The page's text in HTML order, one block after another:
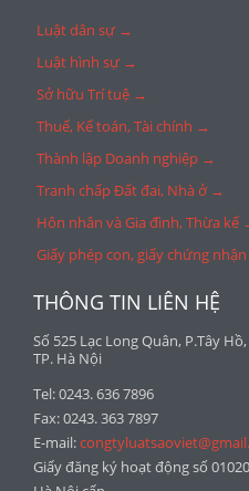
Luật dân sự →
Luật hình sự →
Sở hữu Trí tuệ →
Thuế, Kế toán, Tài chính →
Thành lập Doanh nghiệp →
Tranh chấp Đất đai, Nhà ở →
Hôn nhân và Gia đình, Thừa kế
Giấy phép con, giấy chứng
THÔNG TIN LIÊN HỆ
Số 525 Lạc Long Quân, P.Tây Hồ,
TP. Hà Nội
Tel: 0243. 636 7896
Fax: 0243. 363 7897
E-mail:
Giấy đăng ký hoạt động số